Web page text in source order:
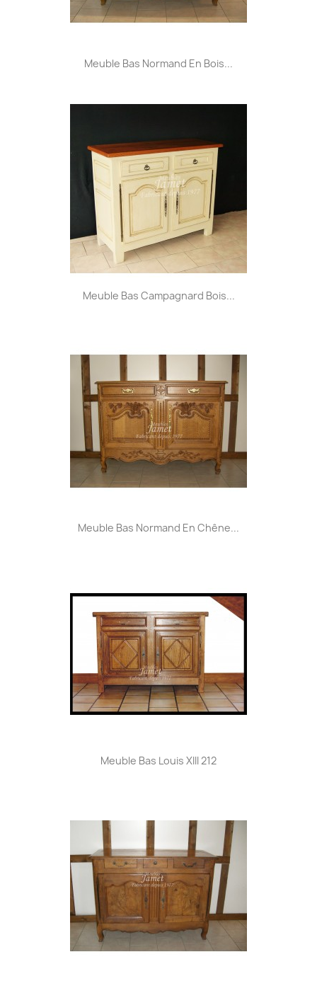
Meuble Bas Normand En Bois...
Meuble Bas Campagnard Bois...
Meuble Bas Normand En Chêne...
Meuble Bas Louis XIII 212